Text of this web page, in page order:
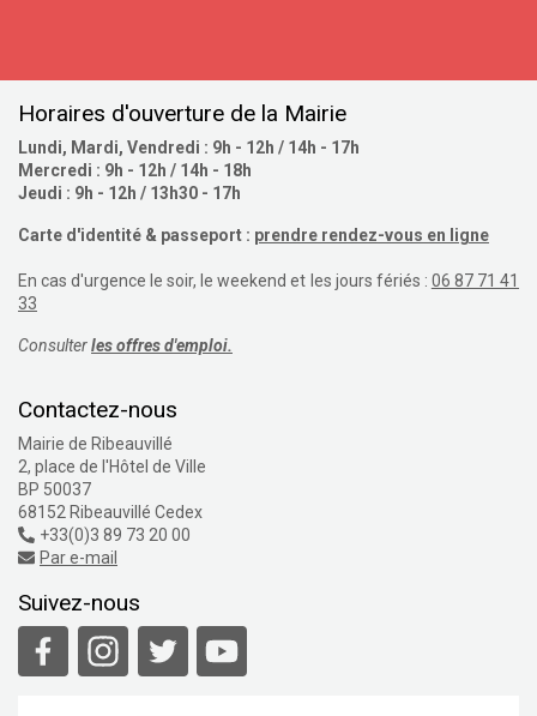
Horaires d'ouverture de la Mairie
Lundi, Mardi, Vendredi : 9h - 12h / 14h - 17h
Mercredi : 9h - 12h / 14h - 18h
Jeudi : 9h - 12h / 13h30 - 17h
Carte d'identité & passeport : prendre rendez-vous en ligne
En cas d'urgence le soir, le weekend et les jours fériés : 06 87 71 41
33
Consulterles offres d'emploi.
Contactez-nous
Mairie de Ribeauvillé
2, place de l'Hôtel de Ville
BP 50037
68152 Ribeauvillé Cedex
+33(0)3 89 73 20 00
Par e-mail
Suivez-nous